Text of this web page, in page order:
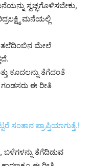
ಸ್ವಚ್ಛಗೊಳಿಸಬೇಕು,
ಮನೆಯಲ್ಲಿ
ತಲೆದಿಂಬಿನ ಮೇಲೆ
ಕೂದಲನ್ನು ತೆಗೆದಂತೆ
ಗಂಡಸರು ಈ ರೀತಿ
ಸಂತಾನ ಪ್ರಾಪ್ತಿಯಾಗುತ್ತೆ.!
ತೆಗೆದಿಡುವ